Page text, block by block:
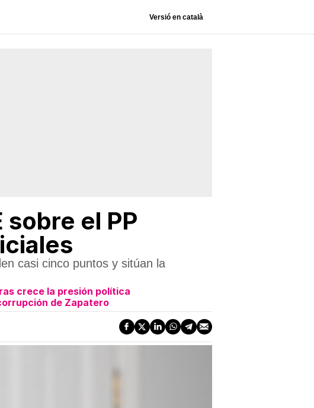
Versió en català
sobre el PP
casi cinco puntos y sitúan la
crece la presión política
de Zapatero